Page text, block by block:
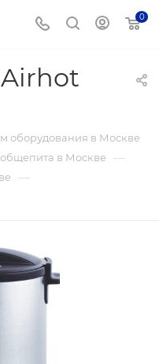
0
оборудования в Москве
в Москве —
—